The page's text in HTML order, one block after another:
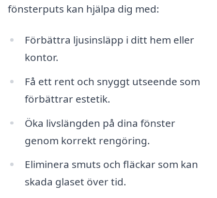
fönsterputs kan hjälpa dig med:
Förbättra ljusinsläpp i ditt hem eller
kontor.
Få ett rent och snyggt utseende som
förbättrar estetik.
Öka livslängden på dina fönster
genom korrekt rengöring.
Eliminera smuts och fläckar som kan
skada glaset över tid.